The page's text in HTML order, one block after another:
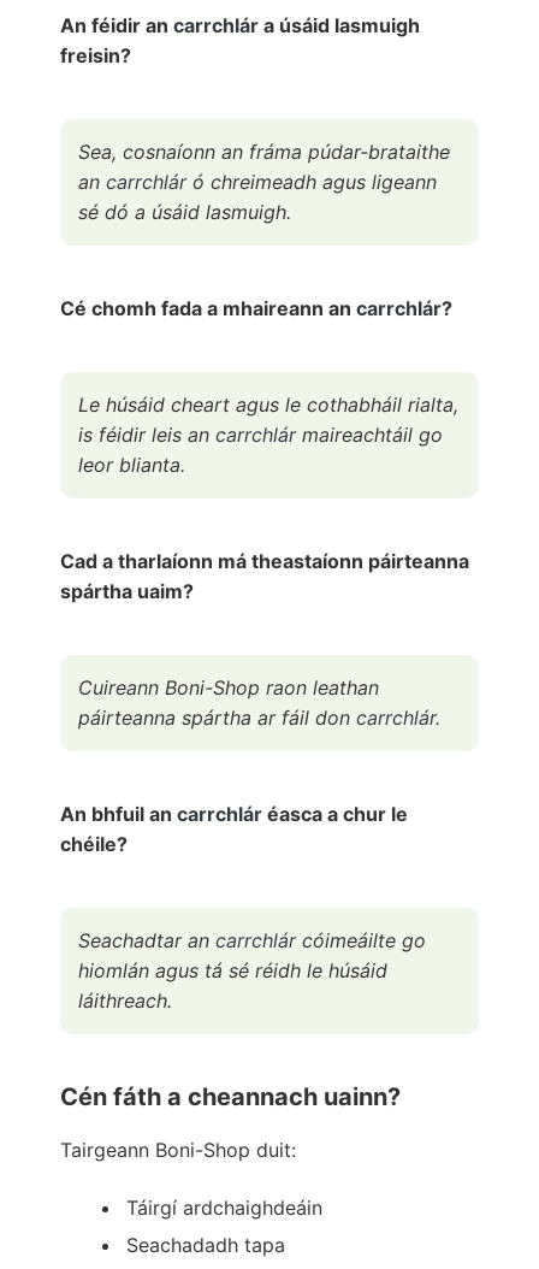
An féidir an carrchlár a úsáid lasmuigh
freisin?
Sea, cosnaíonn an fráma púdar-brataithe
an carrchláró chreimeadh agus ligeann
sé dó a úsáid lasmuigh.
Cé chomh fada a mhaireann an carrchlár?
Le húsáid cheart agus le cothabháil rialta,
is féidir leis an carrchlármaireachtáil go
leor blianta.
Cad a tharlaíonn má theastaíonn páirteanna
spártha uaim?
Cuireann Boni-Shop raon leathan
páirteanna spártha ar fáil don carrchlár.
An bhfuil an carrchlár éasca a chur le
chéile?
Seachadtar an carrchlárcóimeáilte go
hiomlán agus tá sé réidh le húsáid
láithreach.
Cén fáth a cheannach uainn?
Tairgeann Boni-Shop duit:
Táirgí ardchaighdeáin
Seachadadh tapa